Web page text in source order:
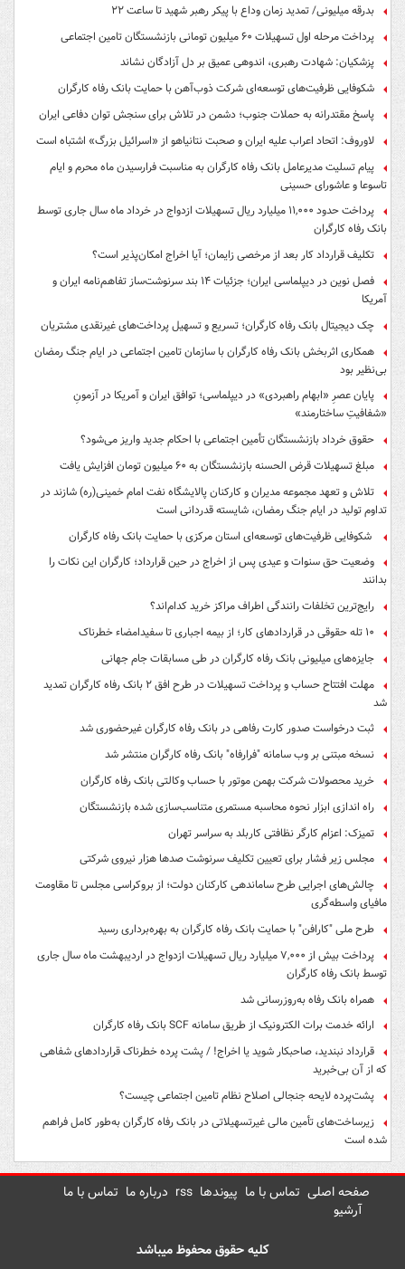
بدرقه میلیونی/ تمدید زمان وداع با پیکر رهبر شهید تا ساعت ۲۲
پرداخت مرحله اول تسهیلات ۶۰ میلیون تومانی بازنشستگان تامین اجتماعی
پزشکیان: شهادت رهبری، اندوهی عمیق بر دل آزادگان نشاند
شکوفایی ظرفیت‌های توسعه‌ای شرکت ذوب‌آهن با حمایت‌ بانک رفاه کارگران
پاسخ مقتدرانه به حملات جنوب؛ دشمن در تلاش برای سنجش توان دفاعی ایران
لاوروف: اتحاد اعراب علیه ایران و صحبت نتانیاهو از «اسرائیل بزرگ» اشتباه است
پیام تسلیت مدیرعامل بانک رفاه کارگران به مناسبت فرارسیدن ماه محرم و ایام
تاسوعا و عاشورای حسینی
پرداخت حدود ۱۱,۰۰۰ میلیارد ریال تسهیلات ازدواج در خرداد ماه سال جاری توسط
بانک رفاه کارگران
تکلیف قرارداد کار بعد از مرخصی زایمان؛ آیا اخراج امکان‌پذیر است؟
فصل نوین در دیپلماسی ایران؛ جزئیات ۱۴ بند سرنوشت‌ساز تفاهم‌نامه ایران و
آمریکا
چک دیجیتال بانک رفاه کارگران؛ تسریع و تسهیل پرداخت‌های غیرنقدی مشتریان
همکاری اثربخش بانک رفاه کارگران با سازمان تامین اجتماعی در ایام جنگ رمضان
بی‌نظیر بود
پایان عصرِ «ابهام راهبردی» در دیپلماسی؛ توافق ایران و آمریکا در آزمونِ
«شفافیتِ ساختارمند»
حقوق خرداد بازنشستگان تأمین اجتماعی با احکام جدید واریز می‌شود؟
مبلغ تسهیلات قرض الحسنه بازنشستگان به ۶۰ میلیون تومان افزایش یافت
تلاش و تعهد مجموعه مدیران و کارکنان پالایشگاه نفت امام خمینی(ره) شازند در
تداوم تولید در ایام جنگ رمضان، شایسته قدردانی است
شکوفایی ظرفیت‌های توسعه‌ای استان مرکزی با حمایت بانک رفاه کارگران
وضعیت حق سنوات و عیدی پس از اخراج در حین قرارداد؛ کارگران این نکات را
بدانند
رایج‌ترین تخلفات رانندگی اطراف مراکز خرید کدام‌اند؟
۱۰ تله حقوقی در قراردادهای کار؛ از بیمه اجباری تا سفیدامضاء خطرناک
جایزه‌های میلیونی بانک رفاه کارگران در طی مسابقات جام جهانی
مهلت افتتاح حساب و پرداخت تسهیلات در طرح افق ۲ بانک رفاه کارگران تمدید
شد
ثبت درخواست صدور کارت رفاهی در بانک رفاه کارگران غیرحضوری شد
نسخه مبتنی بر وب سامانه "فرارفاه" بانک رفاه کارگران منتشر شد
خرید محصولات شرکت بهمن موتور با حساب وکالتی بانک رفاه کارگران
راه اندازی ابزار نحوه محاسبه مستمری متناسب‌سازی شده بازنشستگان
تمیزک: اعزام کارگر نظافتی کاربلد به سراسر تهران
مجلس زیر فشار برای تعیین تکلیف سرنوشت صدها هزار نیروی شرکتی
چالش‌های اجرایی طرح ساماندهی کارکنان دولت؛ از بروکراسی مجلس تا مقاومت
مافیای واسطه‌گری
طرح ملی "کارافن" با حمایت بانک رفاه کارگران به بهره‌برداری رسید
پرداخت بیش از ۷,۰۰۰ میلیارد ریال تسهیلات ازدواج در اردیبهشت ماه سال جاری
توسط بانک رفاه کارگران
همراه بانک رفاه به‌روزرسانی شد
ارائه خدمت برات الکترونیک از طریق سامانه SCF بانک رفاه کارگران
قرارداد نبندید، صاحبکار شوید یا اخراج! / پشت پرده خطرناک قراردادهای شفاهی
که از آن بی‌خبرید
پشت‌پرده لایحه جنجالی اصلاح نظام تامین اجتماعی چیست؟
زیرساخت‌های تأمین مالی غیرتسهیلاتی در بانک رفاه کارگران به‌طور کامل فراهم
شده است
صفحه اصلی تماس با ما پیوندها rss درباره ما تماس با ما
آرشیو
کلیه حقوق محفوظ میباشد